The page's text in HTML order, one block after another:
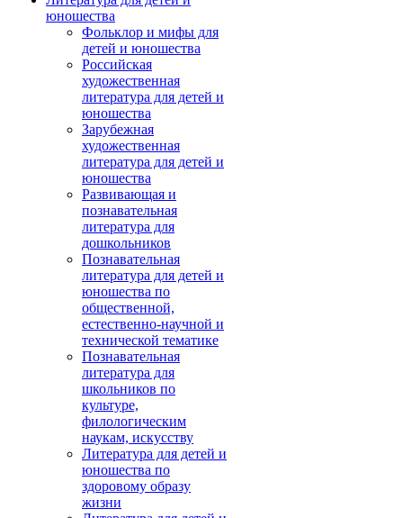
юношества
Фольклор и мифы для
детей и юношества
Российская
художественная
литература для детей и
юношества
Зарубежная
художественная
литература для детей и
юношества
Развивающая и
познавательная
литература для
дошкольников
Познавательная
литература для детей и
юношества по
общественной,
естественно-научной и
технической тематике
Познавательная
литература для
школьников по
культуре,
филологическим
наукам, искусству
Литература для детей и
юношества по
здоровому образу
жизни